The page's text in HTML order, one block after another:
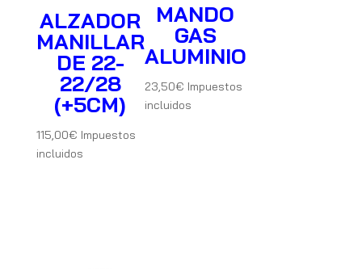
ALZADOR
MANILLAR
DE 22-
22/28
(+5CM)
115,00€ Impuestos
incluidos
MANDO
GAS
ALUMINIO
23,50€ Impuestos
incluidos